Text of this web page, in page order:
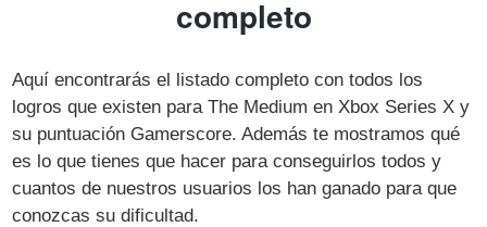
completo
Aquí encontrarás el listado completo con todos los
logros que existen para The Medium en Xbox Series X y
su puntuación Gamerscore. Además te mostramos qué
es lo que tienes que hacer para conseguirlos todos y
cuantos de nuestros usuarios los han ganado para que
conozcas su dificultad.